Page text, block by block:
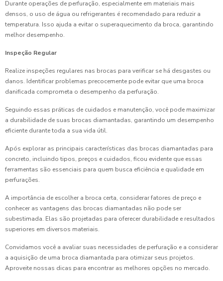
Durante operações de perfuração, especialmente em materiais mais
densos, o uso de água ou refrigerantes é recomendado para reduzir a
temperatura. Isso ajuda a evitar o superaquecimento da broca, garantindo
melhor desempenho.
Inspeção Regular
Realize inspeções regulares nas brocas para verificar se há desgastes ou
danos. Identificar problemas precocemente pode evitar que uma broca
danificada comprometa o desempenho da perfuração.
Seguindo essas práticas de cuidados e manutenção, você pode maximizar
a durabilidade de suas brocas diamantadas, garantindo um desempenho
eficiente durante toda a sua vida útil.
Após explorar as principais características das brocas diamantadas para
concreto, incluindo tipos, preços e cuidados, ficou evidente que essas
ferramentas são essenciais para quem busca eficiência e qualidade em
perfurações.
A importância de escolher a broca certa, considerar fatores de preço e
conhecer as vantagens das brocas diamantadas não pode ser
subestimada. Elas são projetadas para oferecer durabilidade e resultados
superiores em diversos materiais.
Convidamos você a avaliar suas necessidades de perfuração e a considerar
a aquisição de uma broca diamantada para otimizar seus projetos.
Aproveite nossas dicas para encontrar as melhores opções no mercado.